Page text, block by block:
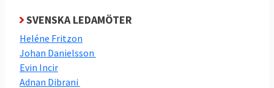
SVENSKA LEDAMÖTER
Heléne Fritzon
Johan Danielsson
Evin Incir
Adnan Dibrani